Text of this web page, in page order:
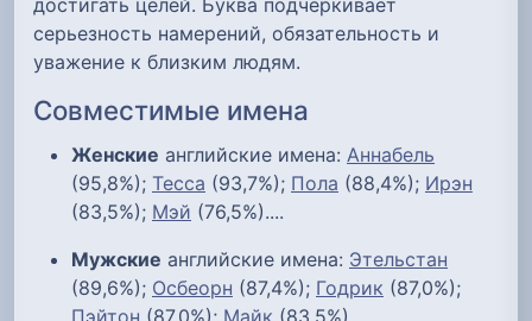
серьезность намерений, обязательность и
уважение к близким людям.
Совместимые имена
Женские английские имена: Аннабель
(95,8%); Тесса (93,7%); Пола (88,4%); Ирэн
(83,5%); Мэй (76,5%)....
Мужские английские имена: Этельстан
(89,6%); Осбеорн (87,4%); Годрик (87,0%);